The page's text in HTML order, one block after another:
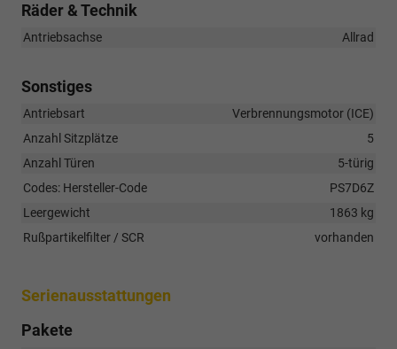
Räder & Technik
Antriebsachse Allrad
Sonstiges
Antriebsart
Verbrennungsmotor (ICE)
Anzahl Sitzplätze
5
Anzahl Türen
5-türig
Codes: Hersteller-Code
PS7D6Z
Leergewicht
1863 kg
Rußpartikelfilter / SCR
vorhanden
Serienausstattungen
Pakete